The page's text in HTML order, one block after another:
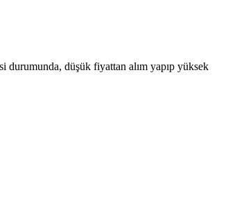
durumunda, düşük fiyattan alım yapıp yüksek